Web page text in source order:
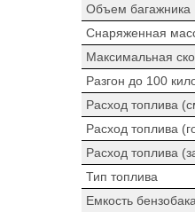
Объем багажника
Снаряженная
Максимальная
Разгон до 100
Расход топлива
Расход топлива
Расход топлива
Тип топлива
Емкость